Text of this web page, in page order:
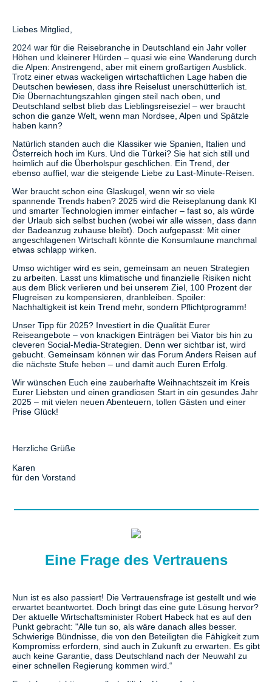
Liebes Mitglied,
2024 war für die Reisebranche in Deutschland ein Jahr voller
Höhen und kleinerer Hürden – quasi wie eine Wanderung durch
die Alpen: Anstrengend, aber mit einem großartigen Ausblick.
Trotz einer etwas wackeligen wirtschaftlichen Lage haben die
Deutschen bewiesen, dass ihre Reiselust unerschütterlich ist.
Die Übernachtungszahlen gingen steil nach oben, und
Deutschland selbst blieb das Lieblingsreiseziel – wer braucht
schon die ganze Welt, wenn man Nordsee, Alpen und Spätzle
haben kann?
Natürlich standen auch die Klassiker wie Spanien, Italien und
Österreich hoch im Kurs. Und die Türkei? Sie hat sich still und
heimlich auf die Überholspur geschlichen. Ein Trend, der
ebenso auffiel, war die steigende Liebe zu Last-Minute-Reisen.
Wer braucht schon eine Glaskugel, wenn wir so viele
spannende Trends haben? 2025 wird die Reiseplanung dank KI
und smarter Technologien immer einfacher – fast so, als würde
der Urlaub sich selbst buchen (wobei wir alle wissen, dass dann
der Badeanzug zuhause bleibt). Doch aufgepasst: Mit einer
angeschlagenen Wirtschaft könnte die Konsumlaune manchmal
etwas schlapp wirken.
Umso wichtiger wird es sein, gemeinsam an neuen Strategien
zu arbeiten. Lasst uns klimatische und finanzielle Risiken nicht
aus dem Blick verlieren und bei unserem Ziel, 100 Prozent der
Flugreisen zu kompensieren, dranbleiben. Spoiler:
Nachhaltigkeit ist kein Trend mehr, sondern Pflichtprogramm!
Unser Tipp für 2025? Investiert in die Qualität Eurer
Reiseangebote – von knackigen Einträgen bei Viator bis hin zu
cleveren Social-Media-Strategien. Denn wer sichtbar ist, wird
gebucht. Gemeinsam können wir das Forum Anders Reisen auf
die nächste Stufe heben – und damit auch Euren Erfolg.
Wir wünschen Euch eine zauberhafte Weihnachtszeit im Kreis
Eurer Liebsten und einen grandiosen Start in ein gesundes Jahr
2025 – mit vielen neuen Abenteuern, tollen Gästen und einer
Prise Glück!
Herzliche Grüße
Karen
für den Vorstand
Eine Frage des Vertrauens
Nun ist es also passiert! Die Vertrauensfrage ist gestellt und wie
erwartet beantwortet. Doch bringt das eine gute Lösung hervor?
Der aktuelle Wirtschaftsminister Robert Habeck hat es auf den
Punkt gebracht: "Alle tun so, als wäre danach alles besser.
Schwierige Bündnisse, die von den Beteiligten die Fähigkeit zum
Kompromiss erfordern, sind auch in Zukunft zu erwarten. Es gibt
auch keine Garantie, dass Deutschland nach der Neuwahl zu
einer schnellen Regierung kommen wird.“